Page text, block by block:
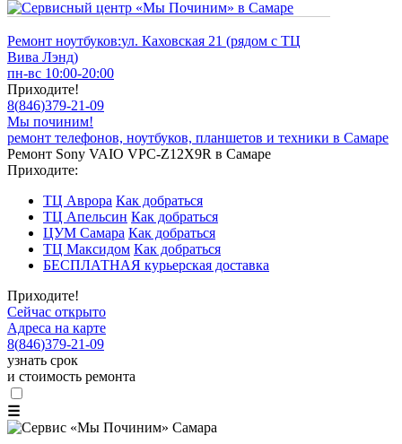
Ремонт ноутбуков:ул. Каховская 21 (рядом с ТЦ
Вива Лэнд)
пн-вс 10:00-20:00
Приходите!
8(846)379-21-09
Мы починим!
ремонт телефонов, ноутбуков, планшетов и техники в Самаре
Ремонт Sony VAIO VPC-Z12X9R в Самаре
Приходите:
ТЦ Аврора Как добраться
ТЦ Апельсин Как добраться
ЦУМ Самара Как добраться
ТЦ Максидом Как добраться
БЕСПЛАТНАЯ курьерская доставка
Приходите!
Сейчас открыто
Адреса на карте
8(846)379-21-09
узнать срок
и стоимость ремонта
☰